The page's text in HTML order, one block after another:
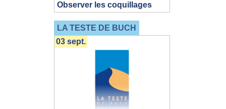
Observer les coquillages
LA TESTE DE BUCH
03 sept.